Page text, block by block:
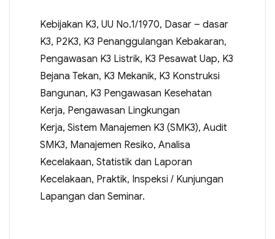
Kebijakan K3, UU No.1/1970, Dasar – dasar
K3, P2K3, K3 Penanggulangan Kebakaran,
Pengawasan K3 Listrik, K3 Pesawat Uap, K3
Bejana Tekan, K3 Mekanik, K3 Konstruksi
Bangunan, K3 Pengawasan Kesehatan
Kerja, Pengawasan Lingkungan
Kerja, Sistem Manajemen K3 (SMK3), Audit
SMK3, Manajemen Resiko, Analisa
Kecelakaan, Statistik dan Laporan
Kecelakaan, Praktik, Inspeksi / Kunjungan
Lapangan dan Seminar.